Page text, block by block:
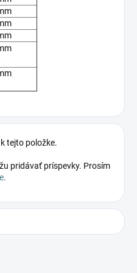
tejto položke.
pridávať príspevky. Prosím
.